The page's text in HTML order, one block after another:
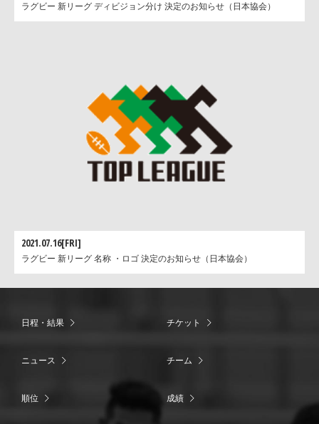
ラグビー 新リーグ ディビジョン分け 決定のお知らせ（日本協会）
2021.07.16[FRI]
ラグビー 新リーグ 名称 ・ロゴ 決定のお知らせ（日本協会）
日程・結果 チケット
ニュース チーム
順位 成績